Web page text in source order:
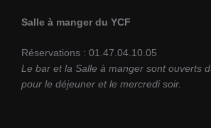
Salle à manger du YCF
Réservations : 01.47.04.10.05
Le bar et la Salle à manger sont ouverts
pour le déjeuner et le mercredi soir.